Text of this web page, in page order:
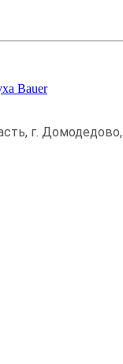
Bauer
г. Домодедово,